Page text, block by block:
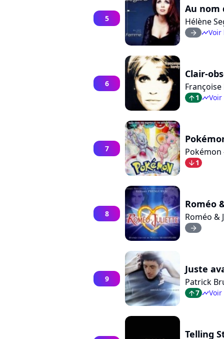
5
Au nom
Hélène
arrow_right timelineVoir
6
Clair-
arrow_top1 timelineVoir
7 Pokémon
arrow_bot1
8
Roméo
Roméo &
arrow_right
9
Juste
Patrick
arrow_top7 timelineVoir
Telling